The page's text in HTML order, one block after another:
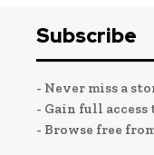
Subscribe
- Never miss a
- Gain full
- Browse free